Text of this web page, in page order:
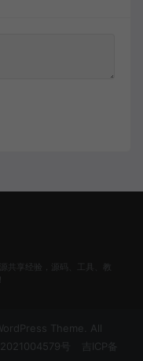
共享经验，源码、工具、教
Theme. All
号
吉ICP备